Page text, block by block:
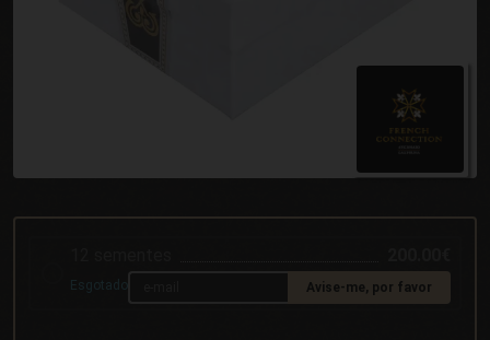
Esgotado Avise-me, por favor